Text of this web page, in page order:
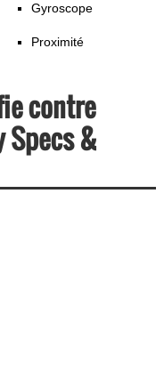
Gyroscope
Proximité
contre
Specs &